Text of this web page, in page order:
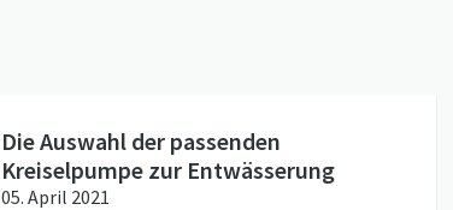
Die Auswahl der passenden
Kreiselpumpe zur Entwässerung
05. April 2021